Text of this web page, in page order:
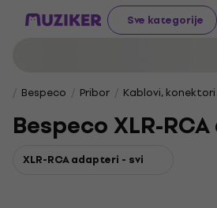
Sve kategorije
Bespeco Pribor Kablovi,
Bespeco XLR-
XLR-RCA adapteri - svi